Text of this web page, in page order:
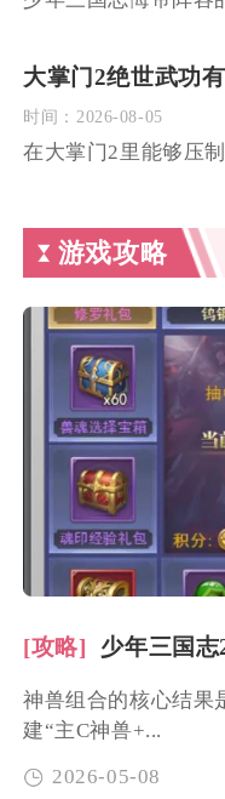
时间： 2026-08-05
游戏攻略
[攻略] 少年三国
神兽组合的核心结果
建“主C神兽+...
2026-05-08